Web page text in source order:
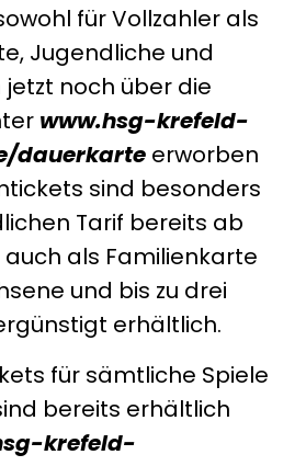
für Vollzahler als
Jugendliche und
jetzt noch über die
www.hsg-krefeld-
dauerkarte erworben
sind besonders
Tarif bereits ab
auch als Familienkarte
und bis zu drei
erhältlich.
für sämtliche Spiele
bereits erhältlich
krefeld-